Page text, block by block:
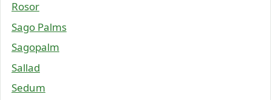
Rosor
Sago Palms
Sagopalm
Sallad
Sedum